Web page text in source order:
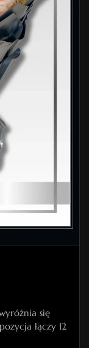
się
łączy 12